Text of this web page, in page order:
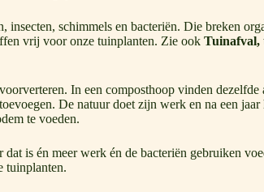
schimmels en bacteriën. Die breken
vrij voor onze tuinplanten. Zie ook Tuinafval,
In een composthoop vinden dezelfde
De natuur doet zijn werk en na een jaar
te voeden.
is én meer werk én de bacteriën gebruiken
tuinplanten.